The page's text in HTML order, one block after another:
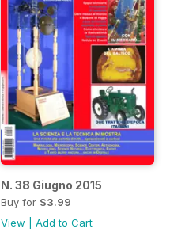
N. 38 Giugno 2015
Buy for $3.99
View
Add to Cart